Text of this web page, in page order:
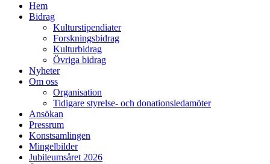
Hem
Bidrag
Kulturstipendiater
Forskningsbidrag
Kulturbidrag
Övriga bidrag
Nyheter
Om oss
Organisation
Tidigare styrelse- och donationsledamöter
Ansökan
Pressrum
Konstsamlingen
Mingelbilder
Jubileumsåret 2026